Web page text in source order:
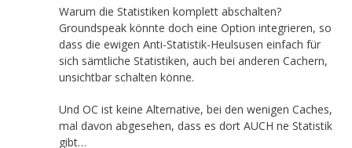
Warum die Statistiken komplett abschalten?
Groundspeak könnte doch eine Option integrieren, so
dass die ewigen Anti-Statistik-Heulsusen einfach für
sich sämtliche Statistiken, auch bei anderen Cachern,
unsichtbar schalten könne.
Und OC ist keine Alternative, bei den wenigen Caches,
mal davon abgesehen, dass es dort AUCH ne Statistik
gibt…